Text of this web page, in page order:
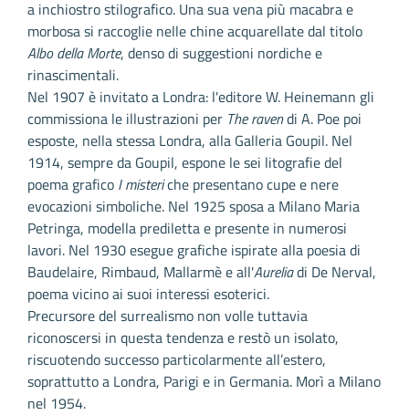
a inchiostro stilografico. Una sua vena più macabra e
morbosa si raccoglie nelle chine acquarellate dal titolo
Albo della Morte, denso di suggestioni nordiche e
rinascimentali.
Nel 1907 è invitato a Londra: l'editore W. Heinemann gli
commissiona le illustrazioni per The ravendi A. Poe poi
esposte, nella stessa Londra, alla Galleria Goupil. Nel
1914, sempre da Goupil, espone le sei litografie del
poema grafico I misteriche presentano cupe e nere
evocazioni simboliche. Nel 1925 sposa a Milano Maria
Petringa, modella prediletta e presente in numerosi
lavori. Nel 1930 esegue grafiche ispirate alla poesia di
Baudelaire, Rimbaud, Mallarmè e all'Aureliadi De Nerval,
poema vicino ai suoi interessi esoterici.
Precursore del surrealismo non volle tuttavia
riconoscersi in questa tendenza e restò un isolato,
riscuotendo successo particolarmente all’estero,
soprattutto a Londra, Parigi e in Germania. Morì a Milano
nel 1954.